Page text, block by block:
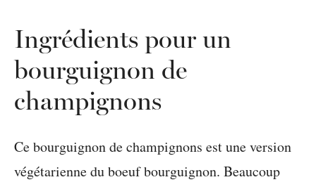
Ingrédients pour un
bourguignon de
champignons
Ce bourguignon de champignons est une version
végétarienne du boeuf bourguignon. Beaucoup